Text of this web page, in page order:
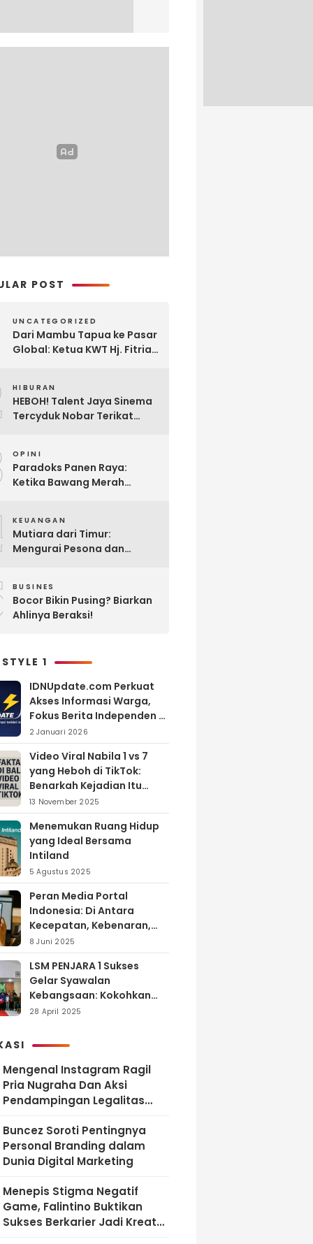
POST
UNCATEGORIZED
Dari Mambu Tapua ke Pasar
Global: Ketua KWT Hj. Fitria
Negeri
HIBURAN
HEBOH! Talent Jaya Sinema
Tercyduk Nobar Terikat
OPINI
Paradoks Panen Raya:
Ketika Bawang Merah
KEUANGAN
Mutiara dari Timur:
Mengurai Pesona dan
BUSINES
Bocor Bikin Pusing? Biarkan
Ahlinya Beraksi!
1
IDNUpdate.com Perkuat
Akses Informasi Warga,
Fokus Berita Independen di
Kabupaten Banyuasin
2 Januari 2026
Video Viral Nabila 1 vs 7
yang Heboh di TikTok:
Benarkah Kejadian Itu
Nyata?
13 November 2025
Menemukan Ruang Hidup
yang Ideal Bersama
Intiland
5 Agustus 2025
Peran Media Portal
Indonesia: Di Antara
Kecepatan, Kebenaran,
dan Tanggung Jawab
8 Juni 2025
LSM PENJARA 1 Sukses
Gelar Syawalan
Kebangsaan: Kokohkan
Tekad Melawan Korupsi
28 April 2025
Mengenal Instagram Ragil
Pria Nugraha Dan Aksi
Pendampingan Legalitas
‎Buncez Soroti Pentingnya
Personal Branding dalam
Dunia Digital Marketing
Menepis Stigma Negatif
Game, Falintino Buktikan
Sukses Berkarier Jadi Kreator